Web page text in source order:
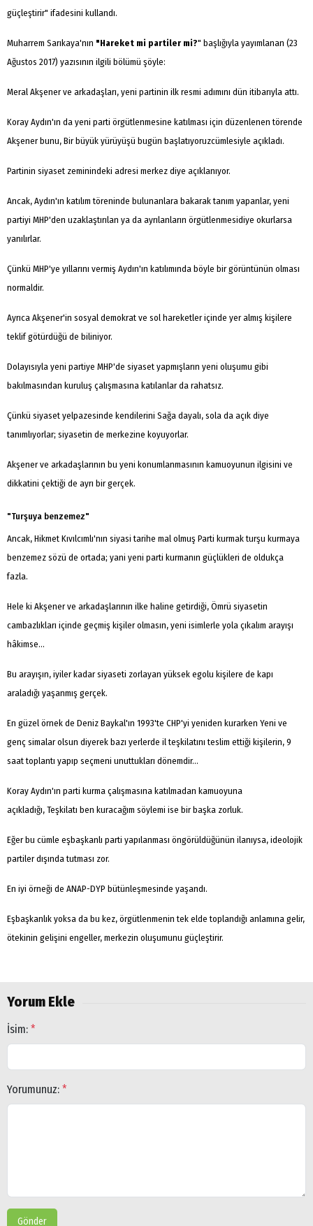
güçleştirir" ifadesini kullandı.
Muharrem Sarıkaya'nın "Hareket mi partiler mi?" başlığıyla yayımlanan (23
Ağustos 2017) yazısının ilgili bölümü şöyle:
Meral Akşener ve arkadaşları, yeni partinin ilk resmi adımını dün itibarıyla attı.
Koray Aydın'ın da yeni parti örgütlenmesine katılması için düzenlenen törende
Akşener bunu, Bir büyük yürüyüşü bugün başlatıyoruzcümlesiyle açıkladı.
Partinin siyaset zeminindeki adresi merkez diye açıklanıyor.
Ancak, Aydın'ın katılım töreninde bulunanlara bakarak tanım yapanlar, yeni
partiyi MHP'den uzaklaştırılan ya da ayrılanların örgütlenmesidiye okurlarsa
yanılırlar.
Çünkü MHP'ye yıllarını vermiş Aydın'ın katılımında böyle bir görüntünün olması
normaldir.
Ayrıca Akşener'in sosyal demokrat ve sol hareketler içinde yer almış kişilere
teklif götürdüğü de biliniyor.
Dolayısıyla yeni partiye MHP'de siyaset yapmışların yeni oluşumu gibi
bakılmasından kuruluş çalışmasına katılanlar da rahatsız.
Çünkü siyaset yelpazesinde kendilerini Sağa dayalı, sola da açık diye
tanımlıyorlar; siyasetin de merkezine koyuyorlar.
Akşener ve arkadaşlarının bu yeni konumlanmasının kamuoyunun ilgisini ve
dikkatini çektiği de ayrı bir gerçek.
"Turşuya benzemez"
Ancak, Hikmet Kıvılcımlı'nın siyasi tarihe mal olmuş Parti kurmak turşu kurmaya
benzemez sözü de ortada; yani yeni parti kurmanın güçlükleri de oldukça
fazla.
Hele ki Akşener ve arkadaşlarının ilke haline getirdiği, Ömrü siyasetin
cambazlıkları içinde geçmiş kişiler olmasın, yeni isimlerle yola çıkalım arayışı
hâkimse...
Bu arayışın, iyiler kadar siyaseti zorlayan yüksek egolu kişilere de kapı
araladığı yaşanmış gerçek.
En güzel örnek de Deniz Baykal'ın 1993'te CHP'yi yeniden kurarken Yeni ve
genç simalar olsun diyerek bazı yerlerde il teşkilatını teslim ettiği kişilerin, 9
saat toplantı yapıp seçmeni unuttukları dönemdir...
Koray Aydın'ın parti kurma çalışmasına katılmadan kamuoyuna
açıkladığı, Teşkilatı ben kuracağım söylemi ise bir başka zorluk.
Eğer bu cümle eşbaşkanlı parti yapılanması öngörüldüğünün ilanıysa, ideolojik
partiler dışında tutması zor.
En iyi örneği de ANAP-DYP bütünleşmesinde yaşandı.
Eşbaşkanlık yoksa da bu kez, örgütlenmenin tek elde toplandığı anlamına gelir,
ötekinin gelişini engeller, merkezin oluşumunu güçleştirir.
Yorum Ekle
İsim: *
Yorumunuz: *
Gönder
Arama